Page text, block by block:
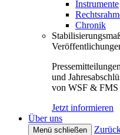
Instrumente
Chronik
Pressemitteilungen
und
von WSF & FMS
Jetzt informieren
Über uns
Menü schließen